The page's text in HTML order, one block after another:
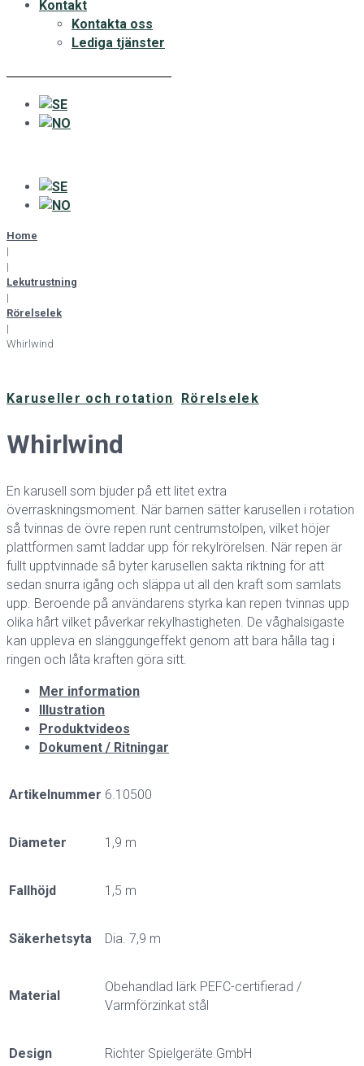
Kontakt
Kontakta oss
Lediga tjänster
Home
|
|
Lekutrustning
|
Rörelselek
|
Whirlwind
Karuseller och rotation, Rörelselek
Whirlwind
En karusell som bjuder på ett litet extra
överraskningsmoment. När barnen sätter karusellen i rotation
så tvinnas de övre repen runt centrumstolpen, vilket höjer
plattformen samt laddar upp för rekylrörelsen. När repen är
fullt upptvinnade så byter karusellen sakta riktning för att
sedan snurra igång och släppa ut all den kraft som samlats
upp. Beroende på användarens styrka kan repen tvinnas upp
olika hårt vilket påverkar rekylhastigheten. De våghalsigaste
kan uppleva en slänggungeffekt genom att bara hålla tag i
ringen och låta kraften göra sitt.
Mer information
Illustration
Produktvideos
Dokument / Ritningar
Artikelnummer 6.10500
Diameter 1,9 m
Fallhöjd 1,5 m
Säkerhetsyta Dia. 7,9 m
Material
Obehandlad lärk PEFC-certifierad /
Varmförzinkat stål
Design Richter Spielgeräte GmbH